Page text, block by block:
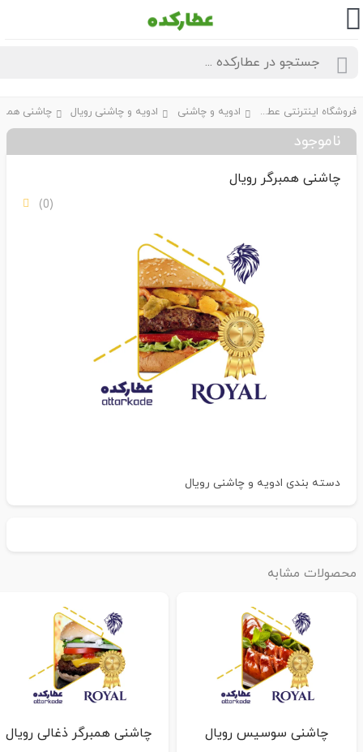
فروشگاه اینترنتی عطارکده ادویه و چاشنی ادویه و چاشنی رویال چاشنی همبرگر
ناموجود
چاشنی همبرگر رویال
دسته بندیادویه و چاشنی رویال
مشابه
چاشنی سوسیس رویال چاشنی همبرگر ذغالی رویال